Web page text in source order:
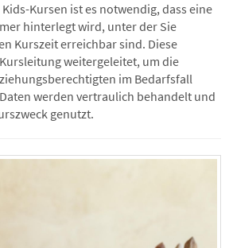
Kursen ist es notwendig, dass eine
hinterlegt wird, unter der Sie
Kurszeit erreichbar sind. Diese
weitergeleitet, um die
im Bedarfsfall
werden vertraulich behandelt und
genutzt.